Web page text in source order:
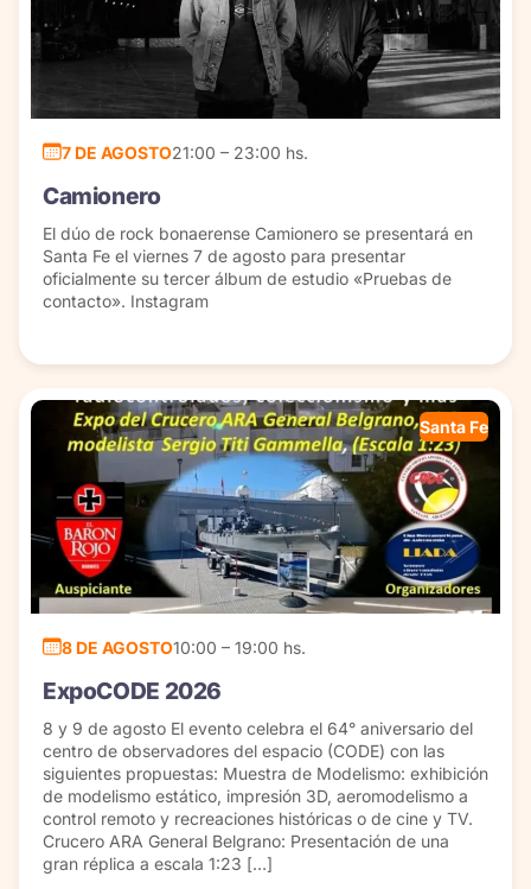
7 DE AGOSTO21:00 – 23:00 hs.
Camionero
El dúo de rock bonaerense Camionero se presentará en
Santa Fe el viernes 7 de agosto para presentar
oficialmente su tercer álbum de estudio «Pruebas de
contacto». Instagram
Santa Fe
8 DE AGOSTO10:00 – 19:00 hs.
ExpoCODE 2026
8 y 9 de agosto El evento celebra el 64° aniversario del
centro de observadores del espacio (CODE) con las
siguientes propuestas: Muestra de Modelismo: exhibición
de modelismo estático, impresión 3D, aeromodelismo a
control remoto y recreaciones históricas o de cine y TV.
Crucero ARA General Belgrano: Presentación de una
gran réplica a escala 1:23 […]